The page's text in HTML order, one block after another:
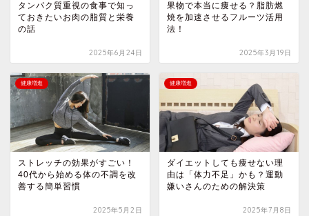
タンパク質重視の食事で知っ
ておきたいお肉の脂質と栄養
の話
2025年6月24日
果物で本当に痩せる？脂肪燃
焼を加速させるフルーツ活用
法！
2025年3月19日
健康増進
ストレッチの効果がすごい！
40代から始める体の不調を改
善する簡単習慣
2025年5月2日
健康増進
ダイエットしても痩せない理
由は「体力不足」かも？運動
嫌いさんのための解決策
2025年7月8日